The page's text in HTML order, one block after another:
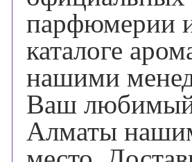
парфюмерии
каталоге
нашими
Ваш любимый
Алматы